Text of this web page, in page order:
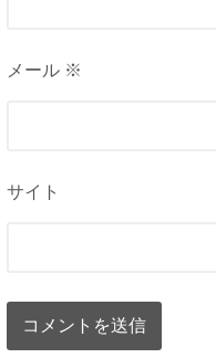
メール ※
サイト